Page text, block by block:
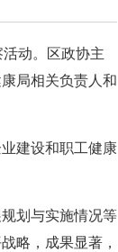
动。区政协主
局相关负责人和
建设和职工健康
划与实施情况等
略，成果显著，